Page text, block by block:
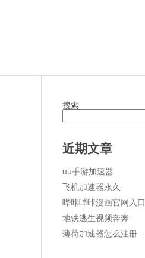
搜索
近期文章
uu手游加速器
飞机加速器永久
哔咔哔咔漫画官网入口
地铁逃生视频奔奔
薄荷加速器怎么注册